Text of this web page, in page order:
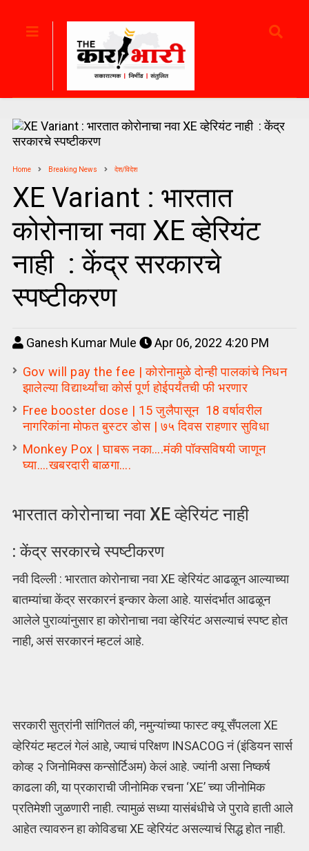
Home Breaking News देश/विदेश
XE Variant : भारतात
कोरोनाचा नवा XE व्हेरियंट
नाही : केंद्र सरकारचे
स्पष्टीकरण
Ganesh Kumar Mule
Apr 06, 2022 4:20 PM
Gov will pay the fee | कोरोनामुळे दोन्ही पालकांचे निधन
झालेल्या विद्यार्थ्यांचा कोर्स पूर्ण होईपर्यंतची फी भरणार
Free booster dose | 15 जुलैपासून 18 वर्षावरील
नागरिकांना मोफत बुस्टर डोस | ७५ दिवस राहणार सुविधा
Monkey Pox | घाबरू नका….मंकी पॉक्सविषयी जाणून
घ्या….खबरदारी बाळगा….
भारतात कोरोनाचा नवा XE व्हेरियंट नाही
: केंद्र सरकारचे स्पष्टीकरण
नवी दिल्ली : भारतात कोरोनाचा नवा XE व्हेरियंट आढळून आल्याच्या
बातम्यांचा केंद्र सरकारनं इन्कार केला आहे. यासंदर्भात आढळून
आलेले पुराव्यांनुसार हा कोरोनाचा नवा व्हेरियंट असल्याचं स्पष्ट होत
नाही, असं सरकारनं म्हटलं आहे.
सरकारी सुत्रांनी सांगितलं की, नमुन्यांच्या फास्ट क्यू सँपलला XE
व्हेरियंट म्हटलं गेलं आहे, ज्याचं परिक्षण INSACOG नं (इंडियन सार्स
कोव्ह २ जिनोमिक्स कन्सोर्टिअम) केलं आहे. ज्यांनी असा निष्कर्ष
काढला की, या प्रकाराची जीनोमिक रचना ‘XE’ च्या जीनोमिक
प्रतिमेशी जुळणारी नाही. त्यामुळं सध्या यासंबंधीचे जे पुरावे हाती आले
आहेत त्यावरुन हा कोविडचा XE व्हेरियंट असल्याचं सिद्ध होत नाही.